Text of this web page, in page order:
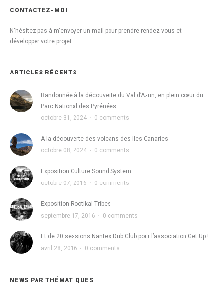
CONTACTEZ-MOI
N'hésitez pas à m'envoyer un mail pour prendre rendez-vous et
développer votre projet.
ARTICLES RÉCENTS
Randonnée à la découverte du Val d’Azun, en plein cœur du
Parc National des Pyrénées
octobre 31, 2024 · 0 comments
A la découverte des volcans des Iles Canaries
octobre 08, 2024 · 0 comments
Exposition Culture Sound System
octobre 07, 2016 · 0 comments
Exposition Rootikal Tribes
septembre 17, 2016 · 0 comments
Et de 20 sessions Nantes Dub Club pour l’association Get Up !
avril 28, 2016 · 0 comments
NEWS PAR THÉMATIQUES